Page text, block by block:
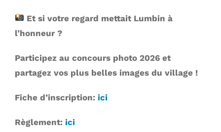
Et si votre regard mettait Lumbin à
l’honneur ?
Participez au concours photo 2026 et
partagez vos plus belles images du village !
Fiche d’inscription: ici
Règlement: ici